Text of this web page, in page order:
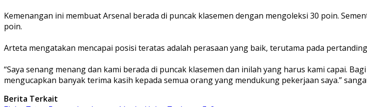
Kemenangan ini membuat Arsenal berada di puncak klasemen dengan mengoleksi 30 poin.
poin.
Arteta mengatakan mencapai posisi teratas adalah perasaan yang baik, terutama pada
“Saya senang menang dan kami berada di puncak klasemen dan inilah yang harus kami capai.
mengucapkan banyak terima kasih kepada semua orang yang mendukung pekerjaan saya.”
Berita Terkait